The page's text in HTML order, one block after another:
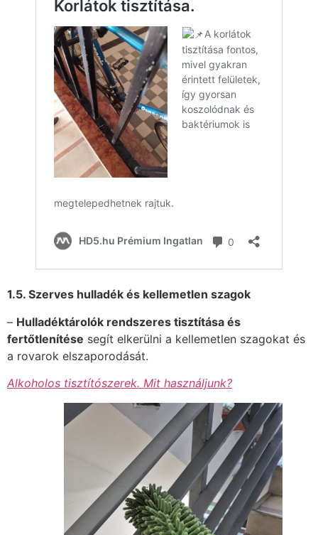
1.5. Szerves hulladék és kellemetlen szagok
– Hulladéktárolók rendszeres tisztítása és
fertőtlenítése segít elkerülni a kellemetlen szagokat és
a rovarok elszaporodását.
Alkoholos tisztítószerek. Mit használjunk?